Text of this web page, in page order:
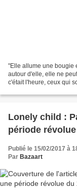
"Elle allume une bougie
autour d'elle, elle ne
c'était l'heure, ceux qui
Lonely child :
période
Publié le 15/02/2017 à
Par Bazaart